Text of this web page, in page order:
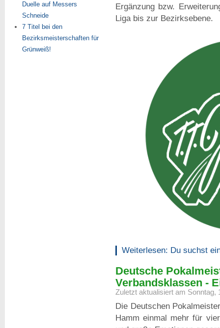
Ergänzung bzw.
Liga bis zur Bezirksebene.
Weiterlesen: Du suchst
Deutsche
Verbandsklassen -
Zuletzt aktualisiert am Sonntag,
Die Deutschen
Hamm einmal mehr für
Duelle auf Messers
Schneide
7 Titel bei den
Bezirksmeisterschaften für
Grünweiß!